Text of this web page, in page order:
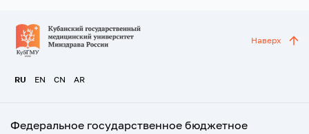
RU EN CN AR
Наверх
Федеральное государственное бюджетное